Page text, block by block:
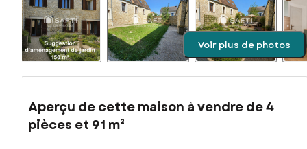
Voir plus de photos
Aperçu de cette maison à vendre de 4
pièces et 91 m²